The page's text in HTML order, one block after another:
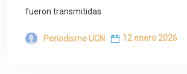
fueron transmitidas
Periodismo UCN 12 enero 2026